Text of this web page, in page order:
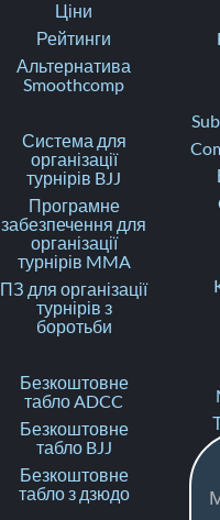
Ціни
Рейтинги
Альтернатива
Smoothcomp
Система для
організації
турнірів BJJ
Програмне
забезпечення для
організації
турнірів MMA
ПЗ для організації
турнірів з
боротьби
Безкоштовне
табло ADCC
Безкоштовне
табло BJJ
Безкоштовне
табло з дзюдо